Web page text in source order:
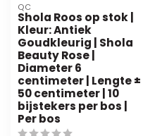
QC
Shola Roos op stok |
Kleur: Antiek
Goudkleurig | Shola
Beauty Rose |
Diameter 6
centimeter | Lengte ±
50 centimeter | 10
bijstekers per bos |
Per bos